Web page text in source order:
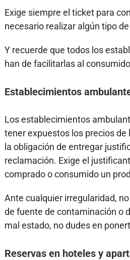
Exige siempre el ticket para
necesario realizar algún tipo
Y recuerde que todos los
han de facilitarlas al
Establecimientos
Los establecimientos
tener expuestos los precios
la obligación de entregar
reclamación. Exige el
comprado o consumido un
Ante cualquier irregularidad,
de fuente de contaminación o
mal estado, no dudes en
Reservas en hoteles y